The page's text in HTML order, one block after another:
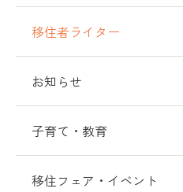
移住者ライター
お知らせ
子育て・教育
移住フェア・イベント